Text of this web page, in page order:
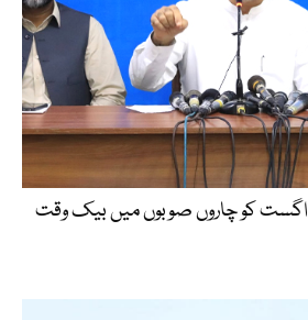
جماعت اسلامی کا 16 اگست کو چاروں صوبوں میں بیک وقت